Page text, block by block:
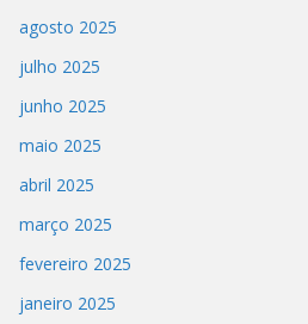
agosto 2025
julho 2025
junho 2025
maio 2025
abril 2025
março 2025
fevereiro 2025
janeiro 2025